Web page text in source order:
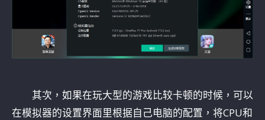
其次，如果在玩大型的游戏比较卡顿的时候，可以
在模拟器的设置界面里根据自己电脑的配置，将CPU和